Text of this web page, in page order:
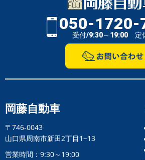
050-1720-
受付/9:30～19:00 定
岡藤自動車
〒746-0043
山口県周南市新田2丁目1−13
営業時間：9:30～19:00